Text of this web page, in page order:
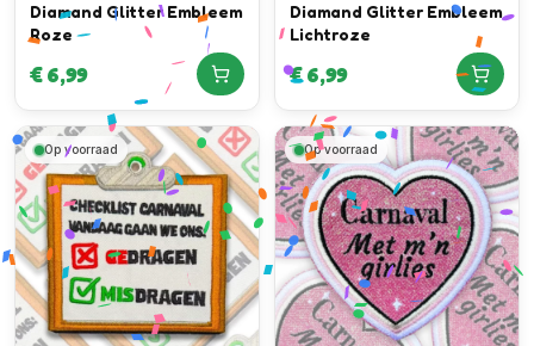
Diamand Glitter Embleem
Roze
€6,99
Diamand Glitter Embleem
Lichtroze
€6,99
Op voorraad Op voorraad